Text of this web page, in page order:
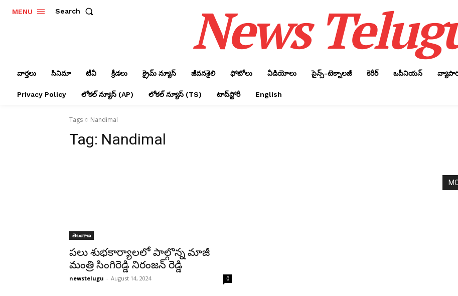
MENU Search News
వార్తలు సినిమా టీవీ క్రీడలు క్రైమ్ న్యూస్‌ జీవనశైలి ఫోటోలు వీడియోలు సైన్స్‌-టెక్నాలజీ కెరీర్‌ ఒపీనియన్‌
Privacy Policy లోక‌ల్ న్యూస్‌ (AP) లోక‌ల్ న్యూస్‌ (TS) టాప్‌స్టోరీ English
Tags Nandimal
Tag: Nandimal
తెలంగాణ
పలు శుభకార్యాలలో పాల్గొన్న మాజీ
మంత్రి సింగిరెడ్డి నిరంజన్ రెడ్డి
newstelugu - August 14, 2024 0